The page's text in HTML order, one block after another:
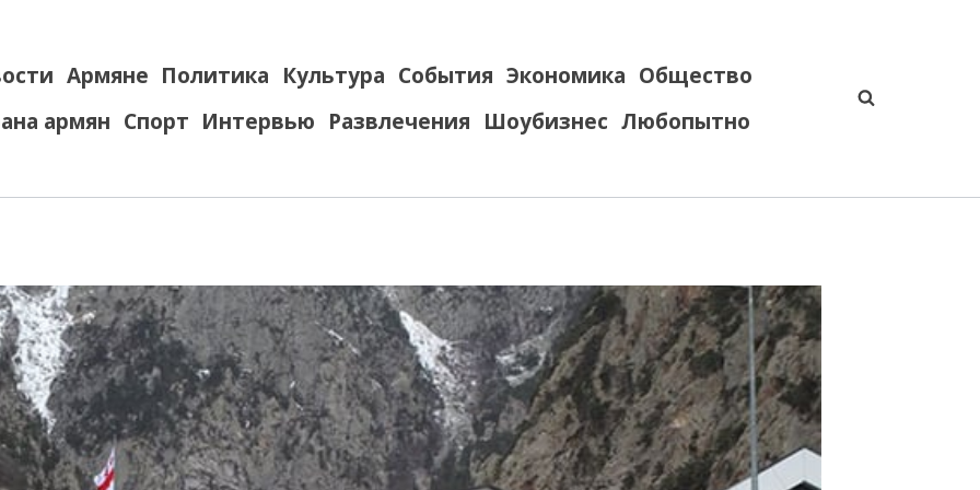
Армяне Политика Культура События Экономика Общество
армян Спорт Интервью Развлечения Шоубизнес Любопытно